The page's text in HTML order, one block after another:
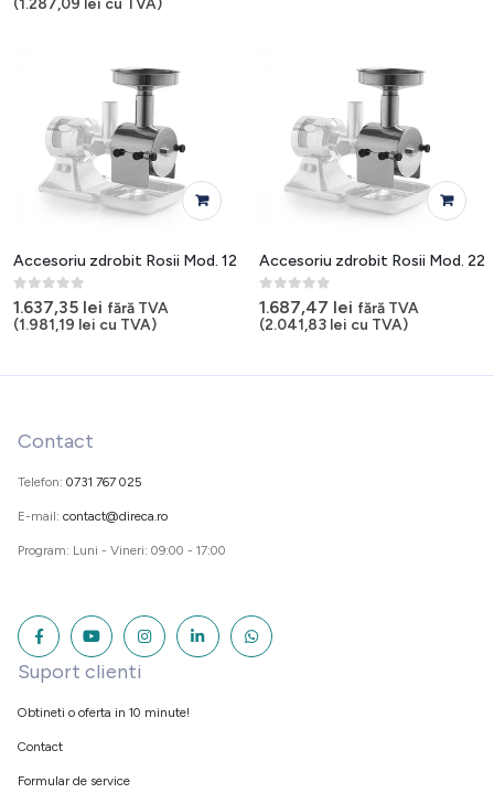
Accesoriu zdrobit Rosii Mod. 12
0 out of 5
1.637,35 lei fără TVA
(1.981,19 lei cu TVA)
Accesoriu zdrobit Rosii Mod. 22
0 out of 5
1.687,47 lei fără TVA
(2.041,83 lei cu TVA)
Contact
Telefon: 0731 767 025
E-mail: contact@direca.ro
Program: Luni - Vineri: 09:00 - 17:00
Suport clienti
Obtineti o oferta in 10 minute!
Contact
Formular de service